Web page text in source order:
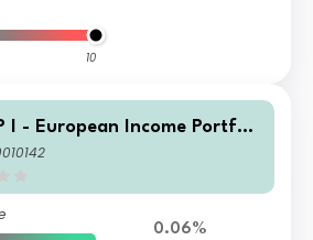
10
I - European Income Portfoli
H Acc
0.06%